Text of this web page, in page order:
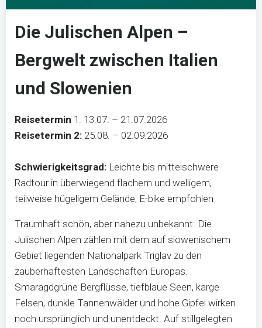
Die Julischen Alpen –
Bergwelt zwischen Italien
und Slowenien
Reisetermin 1: 13.07. – 21.07.2026
Reisetermin 2: 25.08. – 02.09.2026
Schwierigkeitsgrad: Leichte bis mittelschwere
Radtour in überwiegend flachem und welligem,
teilweise hügeligem Gelände, E-bike empfohlen
Traumhaft schön, aber nahezu unbekannt: Die
Julischen Alpen zählen mit dem auf slowenischem
Gebiet liegenden Nationalpark Triglav zu den
zauberhaftesten Landschaften Europas.
Smaragdgrüne Bergflüsse, tiefblaue Seen, karge
Felsen, dunkle Tannenwälder und hohe Gipfel wirken
noch ursprünglich und unentdeckt. Auf stillgelegten